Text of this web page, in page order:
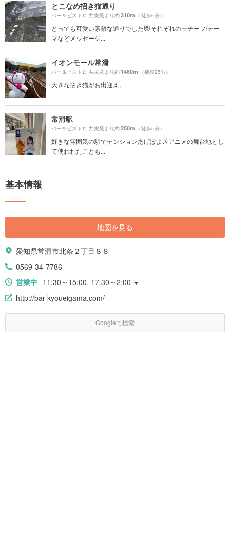
とこなめ招き猫通り
バー＆ビストロ 共栄窯より約310m （徒歩6分）
とっても可愛い素敵な通りでした😻それぞれのモチーフ/テー
マなどメッセージ...
イオンモール常滑
バー＆ビストロ 共栄窯より約1480m （徒歩25分）
大きな招き猫がお出迎え。
常滑駅
バー＆ビストロ 共栄窯より約250m （徒歩5分）
好きな雰囲気の駅でテンションあげぽよ🎶アニメの舞台地とし
て使われたことも...
基本情報
地図を見る
愛知県常滑市北条２丁目８８
0569-34-7786
営業中 11:30～15:00, 17:30～2:00
http://bar-kyoueigama.com/
Googleで検索